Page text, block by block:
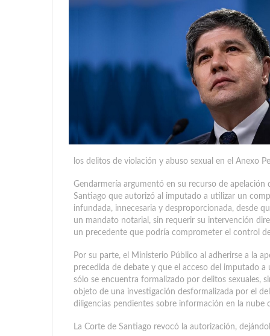
los delitos de violación y abuso sexual en el Anexo
Gendarmería argumentó en su recurso de
Santiago que autorizó al imputado a utilizar un
infundada, innecesaria y desproporcionada, desde
un mandato notarial, sin requerir su intervención
un precedente que podría comprometer el control
Por su parte, el Ministerio Público al adherirse a la
precedida de debate y que el acceso del imputado
sólo se encuentra formalizado por delitos sexuales,
objeto de una investigación desformalizada por el
diligencias pendientes sobre información en la
La Corte de Santiago revocó la autorización,